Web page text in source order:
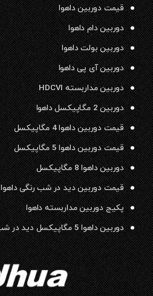
قیمت دوربین داهوا
دوربین دام داهوا
دوربین بولت داهوا
دوربین آی پی داهوا
دوربین مداربسته HDCVI
دوربین 2 مگاپیکسل داهوا
قیمت دوربین داهوا 4 مگاپیکسل
قیمت دوربین داهوا 5 مگاپیکسل
دوربین داهوا 8 مگاپیکسل
قیمت دوربین دید در شب رنگی داهوا
پکیج دوربین مداربسته داهوا
دوربین داهوا 5 مگاپیکسل دید در شب رنگی